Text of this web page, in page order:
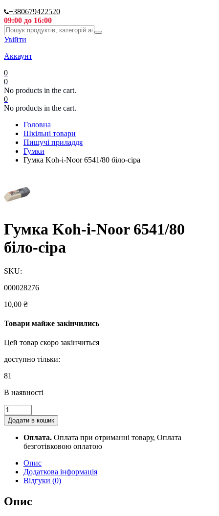
+380679422520
09:00 до 16:00
Увійти
Аккаунт
0
0
No products in the cart.
0
No products in the cart.
Головна
Шкільні товари
Пишучі приладдя
Гумки
Гумка Koh-i-Noor 6541/80 біло-сіра
Гумка Koh-i-Noor 6541/80
біло-сіра
SKU:
000028276
10,00 ₴
Товари майже закінчились
Цей товар скоро закінчиться
доступно тільки:
81
В наявності
Гумка
Koh-
i-
Noor
6541/80
сіра
quantity
Додати в кошик
Оплата. Оплата при отриманні товару, Оплата
безготівковою оплатою
Опис
Додаткова інформація
Відгуки (0)
Опис